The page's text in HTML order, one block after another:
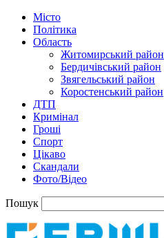
Місто
Політика
Область
Житомирський район
Бердичівський район
Звягельський район
Коростенський район
ДТП
Кримінал
Гроші
Спорт
Цікаво
Скандали
Фото/Відео
Пошук